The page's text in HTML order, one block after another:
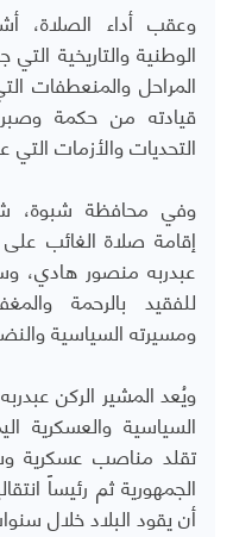
وعقب أداء الصلاة،
الوطنية والتاريخية
المراحل والمنعطفات
قيادته من حكمة
التحديات والأزمات
وفي محافظة شبوة،
إقامة صلاة الغائب
عبدربه منصور هادي،
للفقيد بالرحمة
ومسيرته السياسية
ويُعد المشير الركن
السياسية والعسكرية
تقلد مناصب عسكرية
أن يقود البلاد خلال